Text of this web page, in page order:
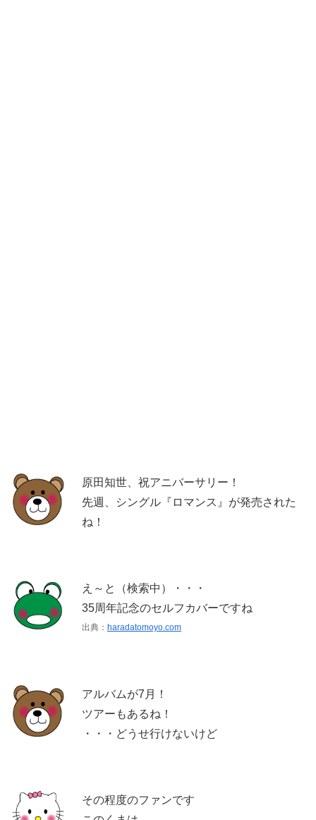
原田知世、祝アニバーサリー！
先週、シングル『ロマンス』が発売された
ね！
え～と（検索中）・・・
35周年記念のセルフカバーですね
出典： haradatomoyo.com
アルバムが7月！
ツアーもあるね！
・・・どうせ行けないけど
その程度のファンです